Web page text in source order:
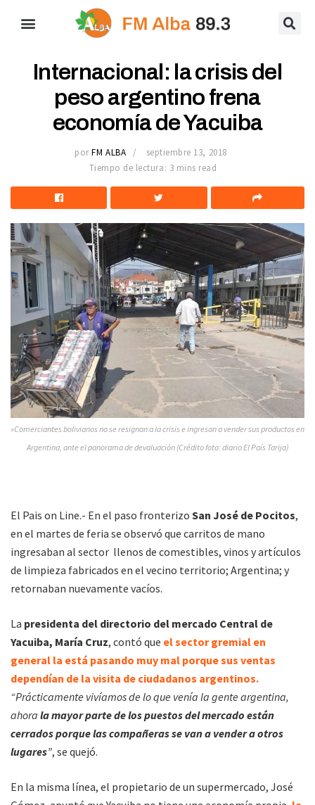
Internacional: la crisis del
peso argentino frena
economía de Yacuiba
por FM ALBA
septiembre 13, 2018
Tiempo de lectura: 3 mins read
»Comerciantes bolivianos no se resignan a la crisis e ingresan a vender sus productos en
Argentina, ante el panorama de devaluación (Crédito foto: diario El País Tarija)
El Pais on Line.- En el paso fronterizo San José de Pocitos,
en el martes de feria se observó que carritos de mano
ingresaban al sector llenos de comestibles, vinos y artículos
de limpieza fabricados en el vecino territorio; Argentina; y
retornaban nuevamente vacíos.
La presidenta del directorio del mercado Central de
Yacuiba, María Cruz, contó que el sector gremial en
general la está pasando muy mal porque sus ventas
dependían de la visita de ciudadanos argentinos.
“Prácticamente vivíamos de lo que venía la gente argentina,
ahora la mayor parte de los puestos del mercado están
cerrados porque las compañeras se van a vender a otros
lugares”, se quejó.
En la misma línea, el propietario de un supermercado, José